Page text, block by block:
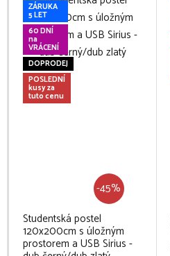
ZÁRUKA
5 LET
60 DNÍ
na
VRÁCENÍ
DOPRODEJ
POSLEDNÍ
kusy za
tuto cenu
-45%
Studentská postel
120x200cm s úložným
prostorem a USB Sirius -